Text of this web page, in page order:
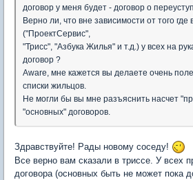
договор у меня будет - договор о
Верно ли, что вне зависимости от того где
("ПроектСервис",
"Трисс", "Азбука Жилья" и т.д.) у всех на
договор ?
Aware, мне кажется вы делаете очень
списки жильцов.
Не могли бы вы мне разъяснить насчет
"основных" договоров.
Здравствуйте! Рады новому соседу!
Все верно вам сказали в триссе. У всех
договора (основных быть не может пока